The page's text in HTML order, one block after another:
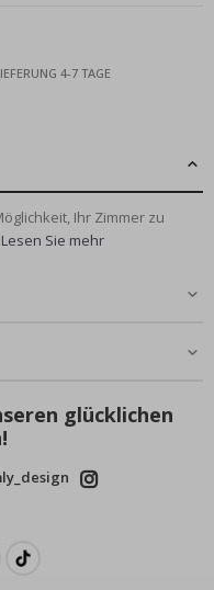
4-7 TAGE
Ihr Zimmer zu
Lesen Sie mehr
glücklichen